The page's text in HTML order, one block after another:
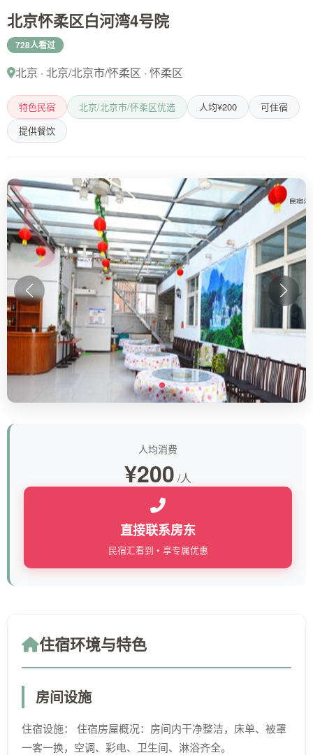
北京怀柔区白河湾4号院
728人看过
北京 · 北京/北京市/怀柔区 · 怀柔区
特色民宿 北京/北京市/怀柔区优选 人均¥200
可住宿
提供餐饮
人均消费
¥200 /人
直接联系房东
民宿汇看到 • 享专属优惠
住宿环境与特色
房间设施
住宿设施： 住宿房屋概况：房间内干净整洁，床单、被罩
一客一换，空调、彩电、卫生间、淋浴齐全。